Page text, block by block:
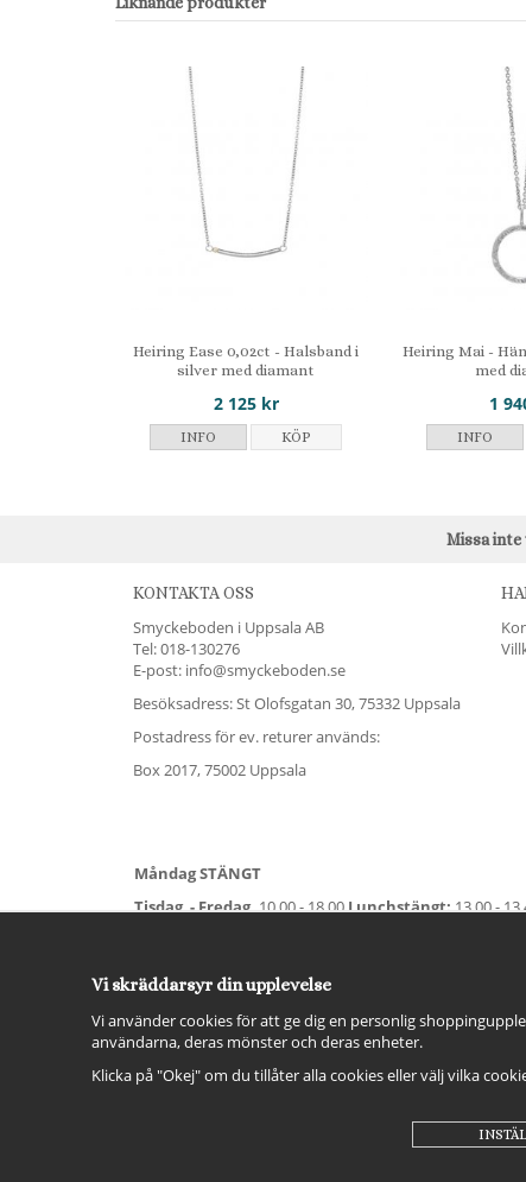
Heiring Ease 0,02ct - Halsband i
silver med diamant
2 125 kr
INFO KÖP
Heiring Mai -
med
1
INFO
Missa
KONTAKTA OSS
Smyckeboden i Uppsala AB
Tel:018-130276
E-post: info@smyckeboden.se
Besöksadress: St Olofsgatan 30, 75332 Uppsala
Postadress för ev. returer används:
Box 2017, 75002 Uppsala
Måndag STÄNGT
Tisdag - Fredag, 10.00 - 18.00 Lunchstängt: 13.00 -
För avvikande öppettider:
Vi skräddarsyr din upplevelse
Vi använder cookies för att ge dig en personlig
användarna, deras mönster och deras enheter.
Klicka på "Okej" om du tillåter alla cookies eller välj vilka